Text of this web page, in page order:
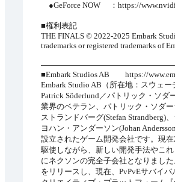
●GeForce NOW ：https://
■権利表記
THE FINALS © 2022-2025 Embark
trademarks or registered trademarks of
■Embark Studios AB https://
Embark Studio AB（所在地：スウェ
Patrick Söderlund／パトリック・ソダ
業界のベテラン、パトリック・ソダ
ストランドバーグ(Stefan Strandberg)
ヨハン・アンダーソン(Johan
設立されたゲーム開発会社です。現
駆使しながら、新しい開発手法やこ
にネクソンの完全子会社となりました
をリリースし、現在、PvPvEサバイ